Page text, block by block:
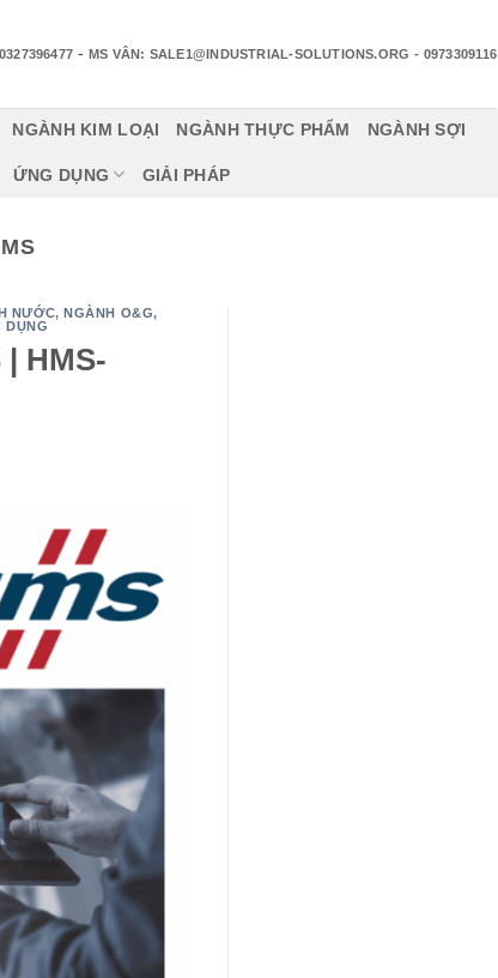
-MS VÂN: SALE1@INDUSTRIAL-SOLUTIONS.ORG - 0973309116
NGÀNH KIM LOẠI NGÀNH THỰC PHẨM NGÀNH SỢI
ỨNG DỤNG GIẢI PHÁP
NƯỚC,NGÀNH O&G,
DỤNG
HMS-